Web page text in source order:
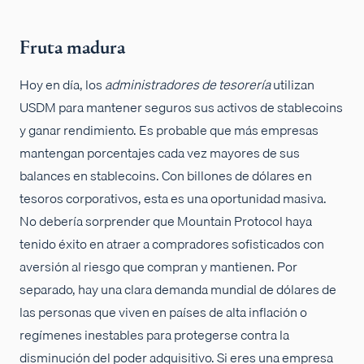
Fruta madura
Hoy en día, losadministradores de tesoreríautilizan
USDM para mantener seguros sus activos de stablecoins
y ganar rendimiento. Es probable que más empresas
mantengan porcentajes cada vez mayores de sus
balances en stablecoins. Con billones de dólares en
tesoros corporativos, esta es una oportunidad masiva.
No debería sorprender que Mountain Protocol haya
tenido éxito en atraer a compradores sofisticados con
aversión al riesgo que compran y mantienen. Por
separado, hay una clara demanda mundial de dólares de
las personas que viven en países de alta inflación o
regímenes inestables para protegerse contra la
disminución del poder adquisitivo. Si eres una empresa